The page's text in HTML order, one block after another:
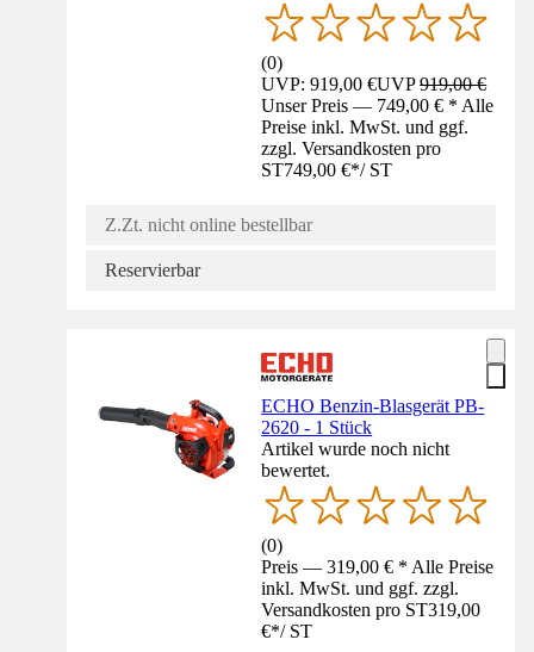
(0)
UVP: 919,00 €UVP919,00 €
Unser Preis — 749,00 € * Alle
Preise inkl. MwSt. und ggf.
zzgl. Versandkosten pro
ST749,00 €*/ ST
Z.Zt. nicht online bestellbar
Reservierbar
ECHO Benzin-Blasgerät PB-
2620 - 1 Stück
Artikel wurde noch nicht
bewertet.
(0)
Preis — 319,00 € * Alle Preise
inkl. MwSt. und ggf. zzgl.
Versandkosten pro ST319,00
€*/ ST